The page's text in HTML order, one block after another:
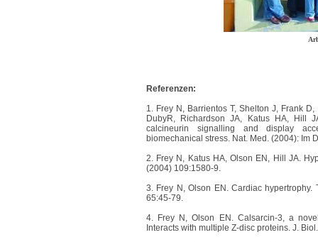
Referenzen:
1. Frey N, Barrientos T, Shelton J, Frank
DubyR, Richardson JA, Katus HA, Hill
calcineurin signalling and display
biomechanical stress. Nat. Med. (2004): Im
2. Frey N, Katus HA, Olson EN, Hill JA.
(2004) 109:1580-9.
3. Frey N, Olson EN. Cardiac
65:45-79.
4. Frey N, Olson EN. Calsarcin-3, a
Interacts with multiple Z-disc proteins. J.